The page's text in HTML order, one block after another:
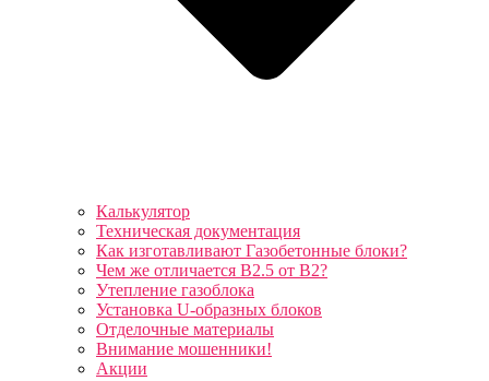
Калькулятор
Техническая документация
Как изготавливают Газобетонные блоки?
Чем же отличается B2.5 от B2?
Утепление газоблока
Установка U-образных блоков
Отделочные материалы
Внимание мошенники!
Акции